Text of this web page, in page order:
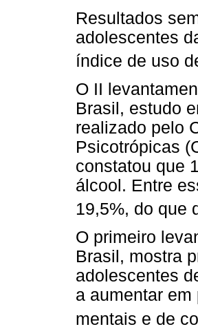
Resultados
adolescentes
índice de uso
O II
Brasil, estudo
realizado pelo
Psicotrópicas
constatou que
álcool. Entre
19,5%, do que
O primeiro
Brasil, mostra
adolescentes
a aumentar
mentais e de